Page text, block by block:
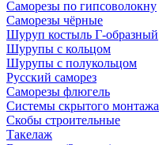
Саморезы по гипсоволокну
Саморезы чёрные
Шуруп костыль Г-образный
Шурупы с кольцом
Шурупы с полукольцом
Русский саморез
Саморезы флюгель
Системы скрытого монтажа
Скобы строительные
Такелаж